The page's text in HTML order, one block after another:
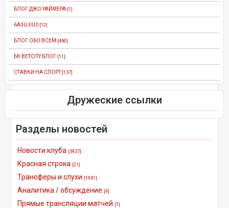
БЛОГ ДЖО РАЙМЕРА [1]
6A3UJIU0 [12]
БЛОГ ОБО ВСЕМ [460]
БК BETCITY БЛОГ [11]
СТАВКИ НА СПОРТ [137]
Дружеские ссылки
Разделы новостей
Новости клуба [3937]
Красная строка [21]
Трансферы и слухи [1041]
Аналитика / обсуждение [4]
Прямые трансляции матчей [1]